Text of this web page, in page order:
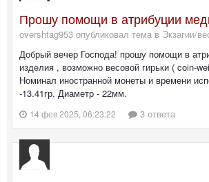
Прошу помощи в атрибуции
overshtag953 опубликовал тема в Экзагии/
Добрый вечер Господа! прошу помощи в
изделия , возможно весовой гирьки ( coin-
Номинал иностранной монеты и времени
-13.41гр. Диаметр - 22мм.
14 фев 2025, 06:23:22 3 ответа